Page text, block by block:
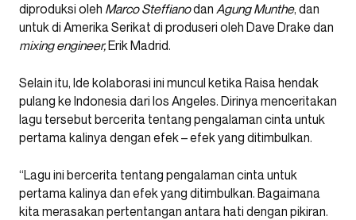
diproduksi oleh Marco Steffianodan Agung Munthe, dan
untuk di Amerika Serikat di produseri oleh Dave Drake dan
mixing engineer,Erik Madrid.
Selain itu, Ide kolaborasi ini muncul ketika Raisa hendak
pulang ke Indonesia dari los Angeles. Dirinya menceritakan
lagu tersebut bercerita tentang pengalaman cinta untuk
pertama kalinya dengan efek – efek yang ditimbulkan.
“Lagu ini bercerita tentang pengalaman cinta untuk
pertama kalinya dan efek yang ditimbulkan. Bagaimana
kita merasakan pertentangan antara hati dengan pikiran.